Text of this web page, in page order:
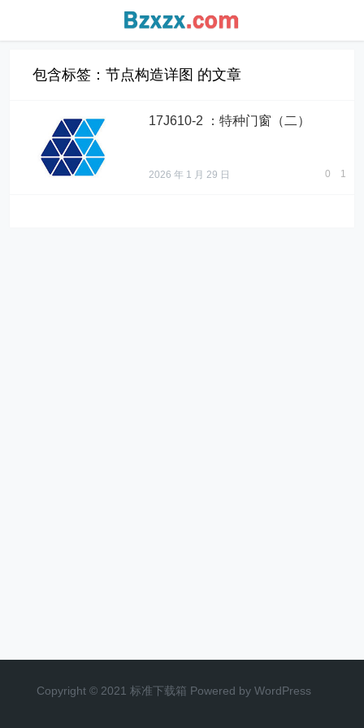
包含标签：节点构造详图 的文章
17J610-2 ：特种门窗（二）
2026 年 1 月 29 日 0 1
Copyright © 2021 标准下载箱 Powered by WordPress